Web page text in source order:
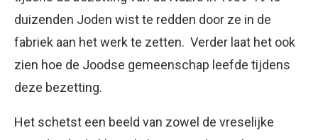
duizenden Joden wist te redden door ze in de
fabriek aan het werk te zetten. Verder laat het ook
zien hoe de Joodse gemeenschap leefde tijdens
deze bezetting.
Het schetst een beeld van zowel de vreselijke